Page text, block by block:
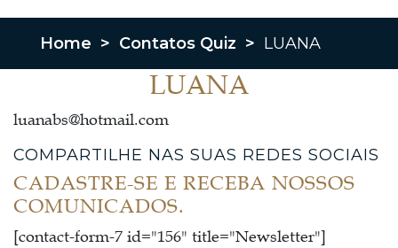
Home > Contatos Quiz > LUANA
LUANA
luanabs@hotmail.com
COMPARTILHE NAS SUAS REDES SOCIAIS
CADASTRE-SE E RECEBA NOSSOS
COMUNICADOS.
[contact-form-7 id="156" title="Newsletter"]